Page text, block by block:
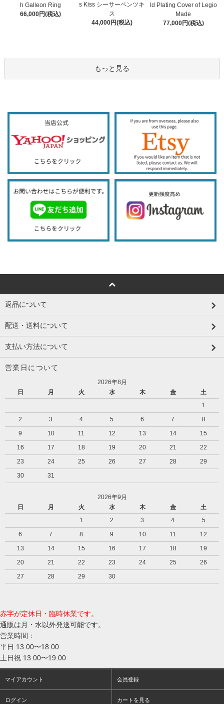
h Galleon Ring
66,000円(税込)
s Kiss シーサーペンツキ
ス
44,000円(税込)
ld Plating Cover of Legio
Made
77,000円(税込)
もっと見る
返品について
配送・送料について
支払い方法について
営業日について
2026年8月
日
月 火 水 木 金
土
1
2
3 4 5 6 7
8
9
10 11 12 13 14
15
16
17 18 19 20 21
22
23
24 25 26 27 28
29
30
31
2026年9月
日
月 火 水 木 金
土
1
2 3 4
5
6
7 8 9 10 11
12
13
14 15 16 17 18
19
20
21 22 23 24 25
26
27
28 29 30
赤字が定休日・臨時休業です。
通販は月・水以外発送可能です。
営業時間：
平日 13:00〜18:00
土日祝 13:00〜19:00
マイアカウント 会員登録
ログイン カートを見る